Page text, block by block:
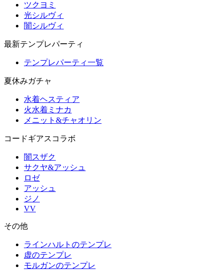
ツクヨミ
光シルヴィ
闇シルヴィ
最新テンプレパーティ
テンプレパーティ一覧
夏休みガチャ
水着ヘスティア
火水着ミナカ
メニット&チャオリン
コードギアスコラボ
闇スザク
サクヤ&アッシュ
ロゼ
アッシュ
ジノ
VV
その他
ラインハルトのテンプレ
虚のテンプレ
モルガンのテンプレ